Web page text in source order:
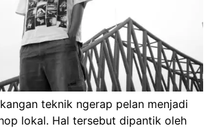
teknik ngerap pelan menjadi
lokal. Hal tersebut dipantik oleh